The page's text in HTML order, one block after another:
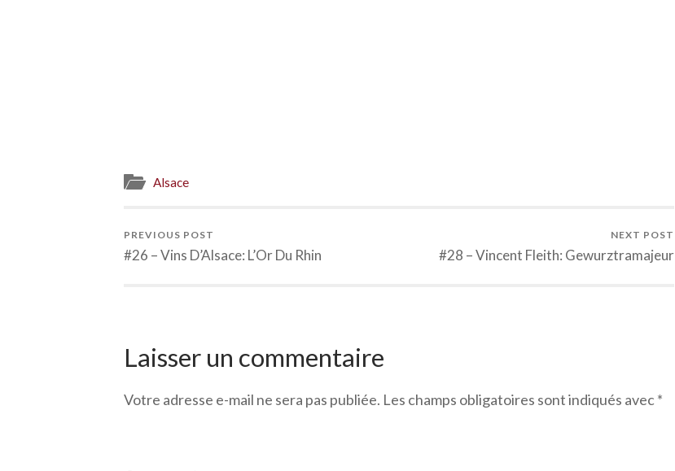
Alsace
PREVIOUS POST
#26 – Vins D’Alsace: L’Or Du Rhin
NEXT POST
#28 – Vincent Fleith: Gewurztramajeur
Laisser un commentaire
Votre adresse e-mail ne sera pas publiée. Les champs obligatoires sont indiqués avec*